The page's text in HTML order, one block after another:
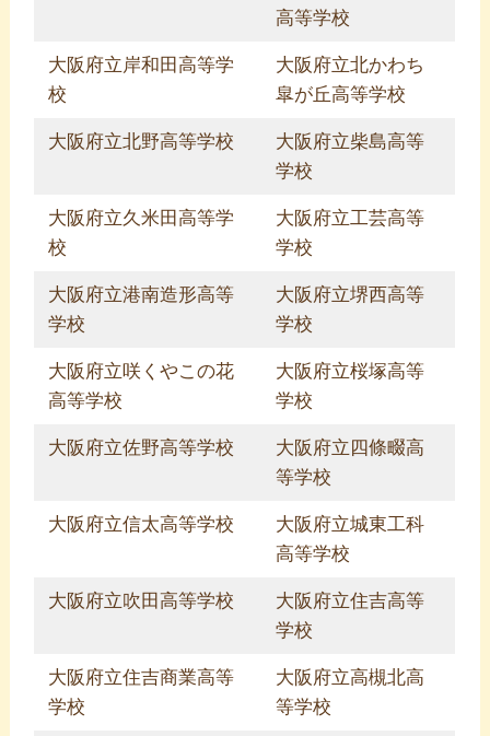
高等学校
大阪府立岸和田高等学
校
大阪府立北かわち
皐が丘高等学校
大阪府立北野高等学校
大阪府立柴島高等
学校
大阪府立久米田高等学
校
大阪府立工芸高等
学校
大阪府立港南造形高等
学校
大阪府立堺西高等
学校
大阪府立咲くやこの花
高等学校
大阪府立桜塚高等
学校
大阪府立佐野高等学校
大阪府立四條畷高
等学校
大阪府立信太高等学校
大阪府立城東工科
高等学校
大阪府立吹田高等学校
大阪府立住吉高等
学校
大阪府立住吉商業高等
学校
大阪府立高槻北高
等学校